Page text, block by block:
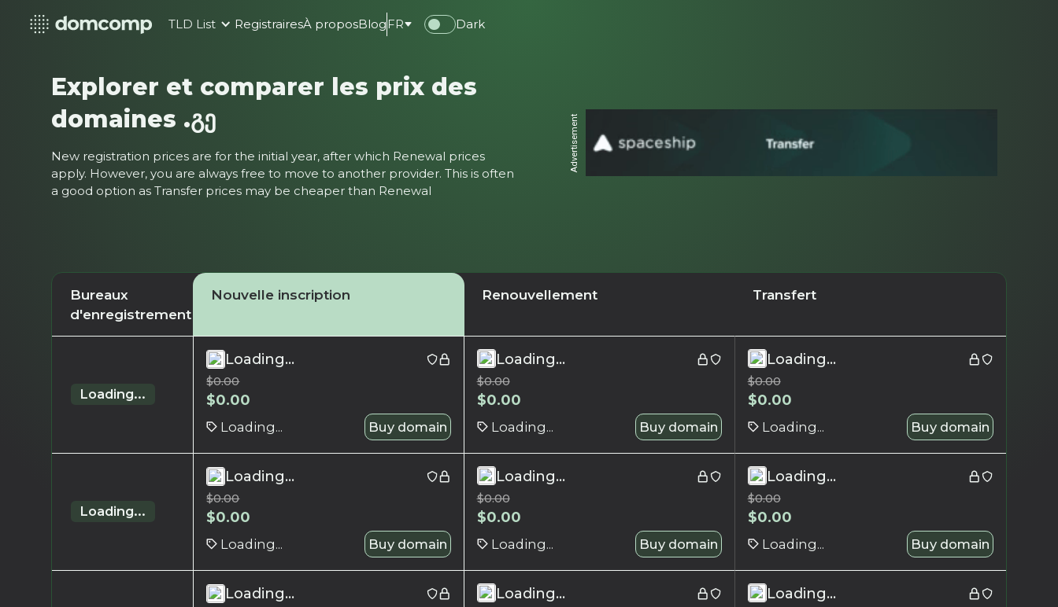
TLD List RegistrairesÀ proposBlog FR Dark
Explorer et comparer les prix des
domaines .გე
New registration prices are for the initial year, after which Renewal prices
apply. However, you are always free to move to another provider. This is often
a good option as Transfer prices may be cheaper than Renewal
Advertisement
Bureaux
d'enregistrement
Nouvelle inscription Renouvellement Transfert
Loading...
Loading...
$0.00
$0.00
Loading... Buy domain
Loading...
$0.00
$0.00
Loading... Buy domain
Loading...
$0.00
$0.00
Loading... Buy domain
Loading...
Loading...
$0.00
$0.00
Loading... Buy domain
Loading...
$0.00
$0.00
Loading... Buy domain
Loading...
$0.00
$0.00
Loading... Buy domain
Loading... Loading... Loading...